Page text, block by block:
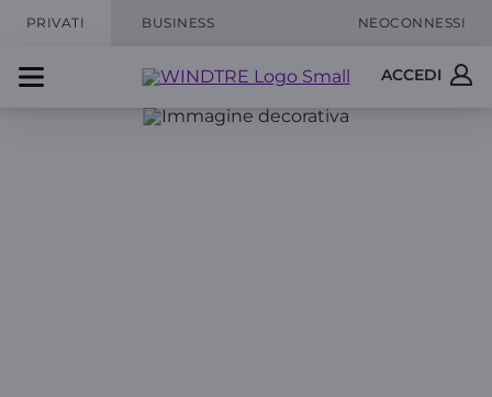
PRIVATI BUSINESS NEOCONNESSI
ACCEDI